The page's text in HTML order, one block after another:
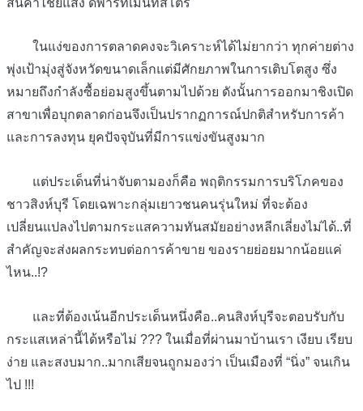
ในแง่ของการตลาดคงจะวิเคราะห์ได้ไม่ยากว่า ทุกค่ายต่าง
พุ่งเป้ามุ่งสู่จังหวัดขนาดเล็กแต่มีศักยภาพในการเติบโตสูง ซึ่ง
หมายถึงกำลังซื้อย่อมสูงขึ้นตามไปด้วย ดังนั้นการออกมาชิงเปิด
สาขาเพื่อบุกตลาดก่อนจึงเป็นปรากฏการณ์ปกติสำหรับการค้า
และการลงทุน ยุคปัจจุบันที่มีการแข่งขันสูงมาก
แต่ประเด็นที่น่าจับตามองก็คือ พฤติกรรมการบริโภคของ
ชาวสิงห์บุรี โดยเฉพาะกลุ่มเยาวชนคนรุ่นใหม่ ที่จะต้อง
เปลี่ยนแปลงไปตามกระแสความทันสมัยอย่างหลีกเลี่ยงไม่ได้..ที่
สำคัญจะส่งผลกระทบต่อการค้าขาย ของรายย่อยมากน้อยแค่
ไหน..!?
และที่ต้องเน้นอีกประเด็นหนึ่งคือ..คนสิงห์บุรีจะตอบรับกับ
กระแสเหล่านี้ได้หรือไม่ ??? ในเมื่อที่ผ่านมาบ้านเรา เงียบ เรียบ
ง่าย และสงบมาก..มากเสียจนถูกมองว่า เป็นเมืองที่ “นิ่ง” จนเกิน
ไป !!!